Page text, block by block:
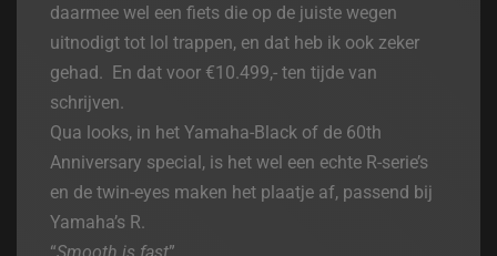
daarmee wel een fiets die op de juiste wegen
uitnodigt tot lol trappen, en dat heb ik ook zeker
gehad. En dat voor €10.499,- ten tijde van
schrijven.
Qua looks, in het Yamaha-Black of de 60th
Anniversary special, is het wel een echte R-serie’s
en de twin-eyes maken het plaatje af, passend bij
Yamaha’s R.